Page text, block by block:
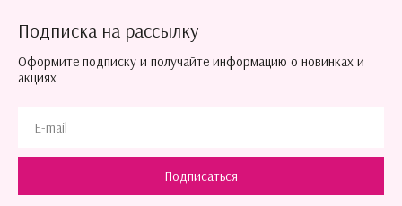
Подписка на рассылку
Оформите подписку и получайте информацию о новинках и
акциях
Подписаться